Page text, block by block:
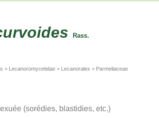
Rass.
Lecanoromycetidae > Lecanorales > Parmeliaceae
(sorédies, blastidies, etc.)